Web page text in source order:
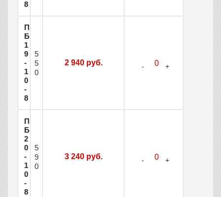
8
П
Б
1
9
-
1
0
-
8
5
5
0
2 940 руб.
П
Б
2
0
-
1
0
-
8
5
9
0
3 240 руб.